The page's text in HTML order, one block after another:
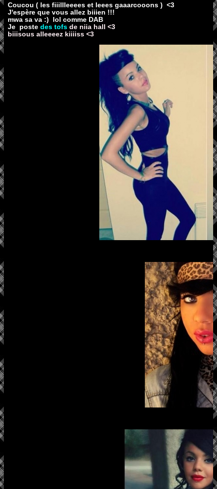
Coucou ( les fiiillleeees et leees gaaarcooons ) <3
J'espère que vous allez biiien !!!
mwa sa va :) lol comme DAB
Je poste des tofs de niia hall <3
biiisous alleeeez kiiiiss <3